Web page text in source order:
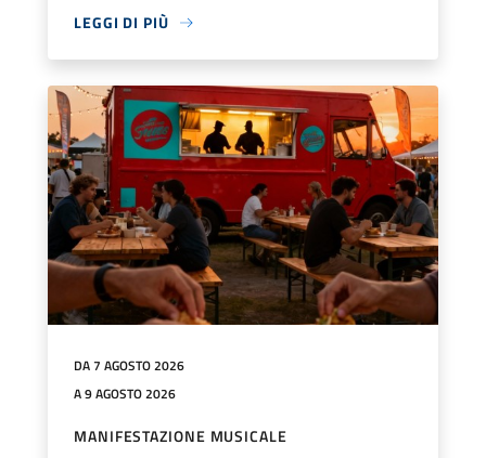
LEGGI DI PIÙ
DA 7 AGOSTO 2026
A 9 AGOSTO 2026
MANIFESTAZIONE MUSICALE